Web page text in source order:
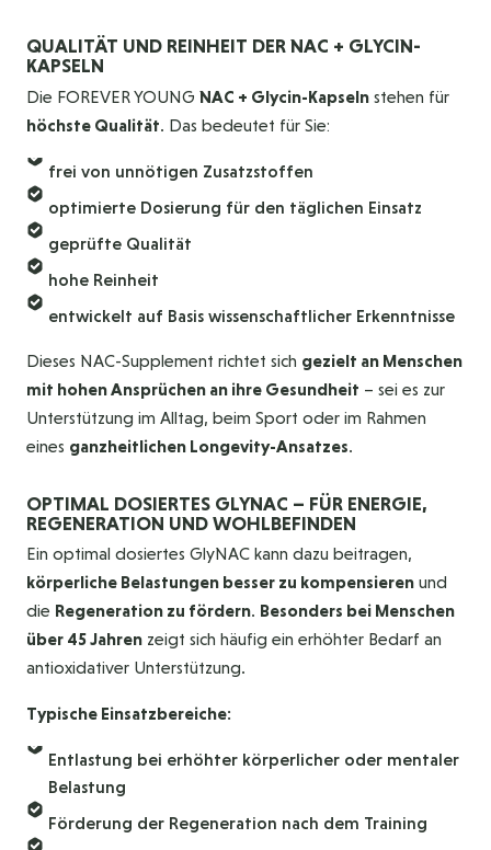
QUALITÄT UND REINHEIT DER NAC + GLYCIN-
KAPSELN
Die FOREVER YOUNG NAC + Glycin-Kapseln stehen für
höchste Qualität. Das bedeutet für Sie:
frei von unnötigen Zusatzstoffen
optimierte Dosierung für den täglichen Einsatz
geprüfte Qualität
hohe Reinheit
entwickelt auf Basis wissenschaftlicher Erkenntnisse
Dieses NAC-Supplement richtet sich gezielt an Menschen
mit hohen Ansprüchen an ihre Gesundheit – sei es zur
Unterstützung im Alltag, beim Sport oder im Rahmen
eines ganzheitlichen Longevity-Ansatzes.
OPTIMAL DOSIERTES GLYNAC – FÜR ENERGIE,
REGENERATION UND WOHLBEFINDEN
Ein optimal dosiertes GlyNAC kann dazu beitragen,
körperliche Belastungen besser zu kompensieren und
die Regeneration zu fördern. Besonders bei Menschen
über 45 Jahren zeigt sich häufig ein erhöhter Bedarf an
antioxidativer Unterstützung.
Typische Einsatzbereiche:
Entlastung bei erhöhter körperlicher oder mentaler
Belastung
Förderung der Regeneration nach dem Training